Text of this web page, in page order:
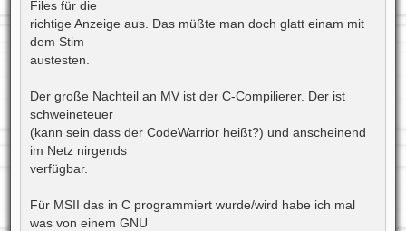
Files für die
richtige Anzeige aus. Das müßte man doch glatt einam mit
dem Stim
austesten.
Der große Nachteil an MV ist der C-Compilierer. Der ist
schweineteuer
(kann sein dass der CodeWarrior heißt?) und anscheinend
im Netz nirgends
verfügbar.
Für MSII das in C programmiert wurde/wird habe ich mal
was von einem GNU